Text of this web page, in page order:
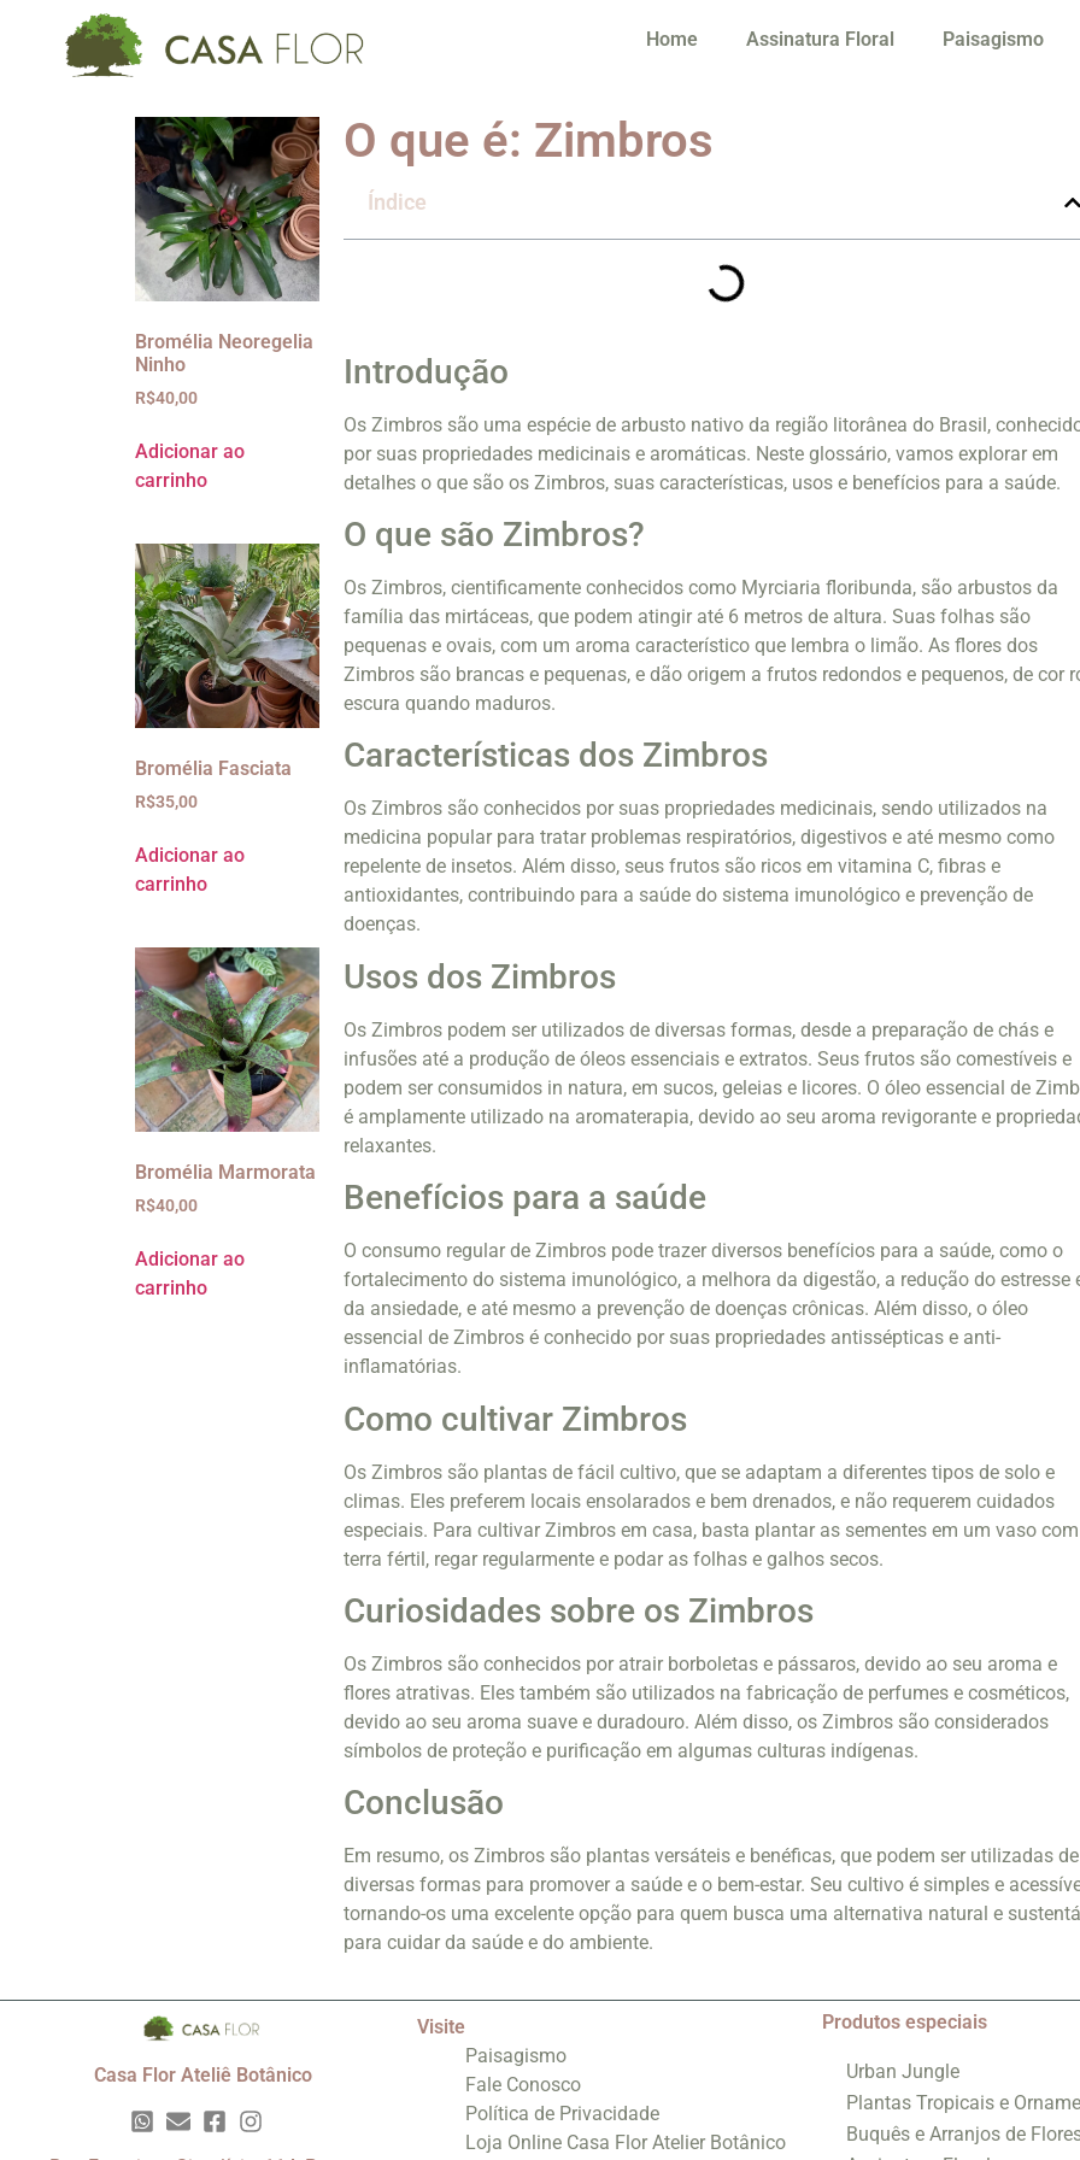
Home Assinatura Floral Paisagismo
Bromélia Neoregelia
Ninho
R$40,00
Adicionar ao
carrinho
Bromélia Fasciata
R$35,00
Adicionar ao
carrinho
Bromélia Marmorata
R$40,00
Adicionar ao
carrinho
O que é: Zimbros
Índice
Introdução
Os Zimbros são uma espécie de arbusto nativo da região litorânea do Brasil,
por suas propriedades medicinais e aromáticas. Neste glossário, vamos explorar em
detalhes o que são os Zimbros, suas características, usos e benefícios para a saúde.
O que são Zimbros?
Os Zimbros, cientificamente conhecidos como Myrciaria floribunda, são arbustos da
família das mirtáceas, que podem atingir até 6 metros de altura. Suas folhas são
pequenas e ovais, com um aroma característico que lembra o limão. As flores dos
Zimbros são brancas e pequenas, e dão origem a frutos redondos e pequenos, de cor
escura quando maduros.
Características dos Zimbros
Os Zimbros são conhecidos por suas propriedades medicinais, sendo utilizados na
medicina popular para tratar problemas respiratórios, digestivos e até mesmo como
repelente de insetos. Além disso, seus frutos são ricos em vitamina C, fibras e
antioxidantes, contribuindo para a saúde do sistema imunológico e prevenção de
doenças.
Usos dos Zimbros
Os Zimbros podem ser utilizados de diversas formas, desde a preparação de chás e
infusões até a produção de óleos essenciais e extratos. Seus frutos são comestíveis e
podem ser consumidos in natura, em sucos, geleias e licores. O óleo essencial de
é amplamente utilizado na aromaterapia, devido ao seu aroma revigorante e
relaxantes.
Benefícios para a saúde
O consumo regular de Zimbros pode trazer diversos benefícios para a saúde, como o
fortalecimento do sistema imunológico, a melhora da digestão, a redução do estresse
da ansiedade, e até mesmo a prevenção de doenças crônicas. Além disso, o óleo
essencial de Zimbros é conhecido por suas propriedades antissépticas e anti-
inflamatórias.
Como cultivar Zimbros
Os Zimbros são plantas de fácil cultivo, que se adaptam a diferentes tipos de solo e
climas. Eles preferem locais ensolarados e bem drenados, e não requerem cuidados
especiais. Para cultivar Zimbros em casa, basta plantar as sementes em um vaso com
terra fértil, regar regularmente e podar as folhas e galhos secos.
Curiosidades sobre os Zimbros
Os Zimbros são conhecidos por atrair borboletas e pássaros, devido ao seu aroma e
flores atrativas. Eles também são utilizados na fabricação de perfumes e cosméticos,
devido ao seu aroma suave e duradouro. Além disso, os Zimbros são considerados
símbolos de proteção e purificação em algumas culturas indígenas.
Conclusão
Em resumo, os Zimbros são plantas versáteis e benéficas, que podem ser utilizadas de
diversas formas para promover a saúde e o bem-estar. Seu cultivo é simples e
tornando-os uma excelente opção para quem busca uma alternativa natural e
para cuidar da saúde e do ambiente.
Casa Flor Ateliê Botânico
Visite
Paisagismo
Fale Conosco
Política de Privacidade
Loja Online Casa Flor Atelier Botânico
Produtos especiais
Urban Jungle
Plantas Tropicais e
Buquês e Arranjos de